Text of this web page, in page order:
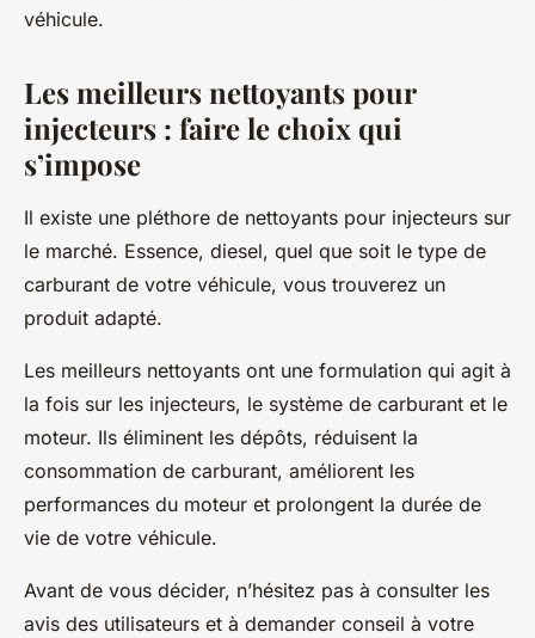
véhicule.
Les meilleurs nettoyants pour
injecteurs : faire le choix qui
s’impose
Il existe une pléthore de nettoyants pour injecteurs sur
le marché. Essence, diesel, quel que soit le type de
carburant de votre véhicule, vous trouverez un
produit adapté.
Les meilleurs nettoyants ont une formulation qui agit à
la fois sur les injecteurs, le système de carburant et le
moteur. Ils éliminent les dépôts, réduisent la
consommation de carburant, améliorent les
performances du moteur et prolongent la durée de
vie de votre véhicule.
Avant de vous décider, n’hésitez pas à consulter les
avis des utilisateurs et à demander conseil à votre